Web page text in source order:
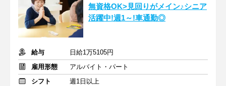
無資格OK>見回りがメイン♪シニア
活躍中!週1～!車通勤◎
給与
日給1万5105円
雇用形態
アルバイト・パート
シフト
週1日以上